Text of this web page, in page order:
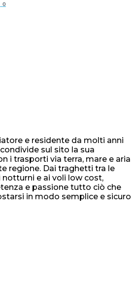
0
e residente da molti anni
sul sito la sua
i trasporti via terra, mare e aria
regione. Dai traghetti tra le
e ai voli low cost,
e passione tutto ciò che
in modo semplice e sicuro